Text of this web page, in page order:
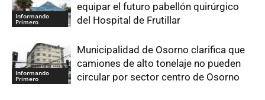
Informando
Primero
equipar el futuro pabellón quirúrgico
del Hospital de Frutillar
Informando
Primero
Municipalidad de Osorno clarifica que
camiones de alto tonelaje no pueden
circular por sector centro de Osorno